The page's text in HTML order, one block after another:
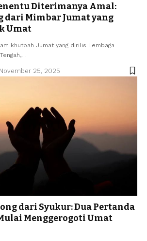
Diterimanya Amal:
dari Mimbar Jumat yang
Umat
khutbah Jumat yang dirilis Lembaga
November 25, 2025
dari Syukur: Dua Pertanda
Menggerogoti Umat